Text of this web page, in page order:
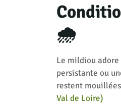
🌧️
Le mildiou adore
persistante ou
restent
Val de Loire)